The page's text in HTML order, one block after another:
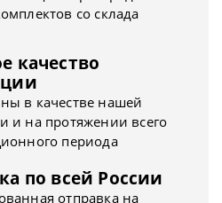
со склада
качество
в качестве нашей
и на протяжении всего
периода
по всей России
отправка на